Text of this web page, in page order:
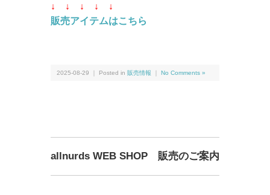
↓ ↓ ↓ ↓
↓
販売アイテムはこちら
2025-08-29 ｜ Posted in 販売情報 No Comments »
allnurds WEB SHOP 販売のご案内